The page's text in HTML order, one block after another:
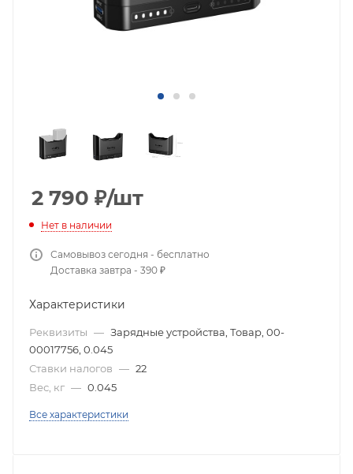
2 790 ₽/шт
Нет в наличии
Самовывоз сегодня - бесплатно
Доставка завтра - 390 ₽
Характеристики
Реквизиты — Зарядные устройства, Товар, 00-
00017756, 0.045
Ставки налогов — 22
Вес, кг — 0.045
Все характеристики